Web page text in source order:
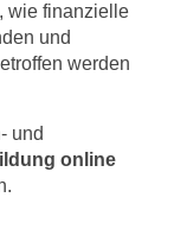
wie finanzielle
und
werden
und
online